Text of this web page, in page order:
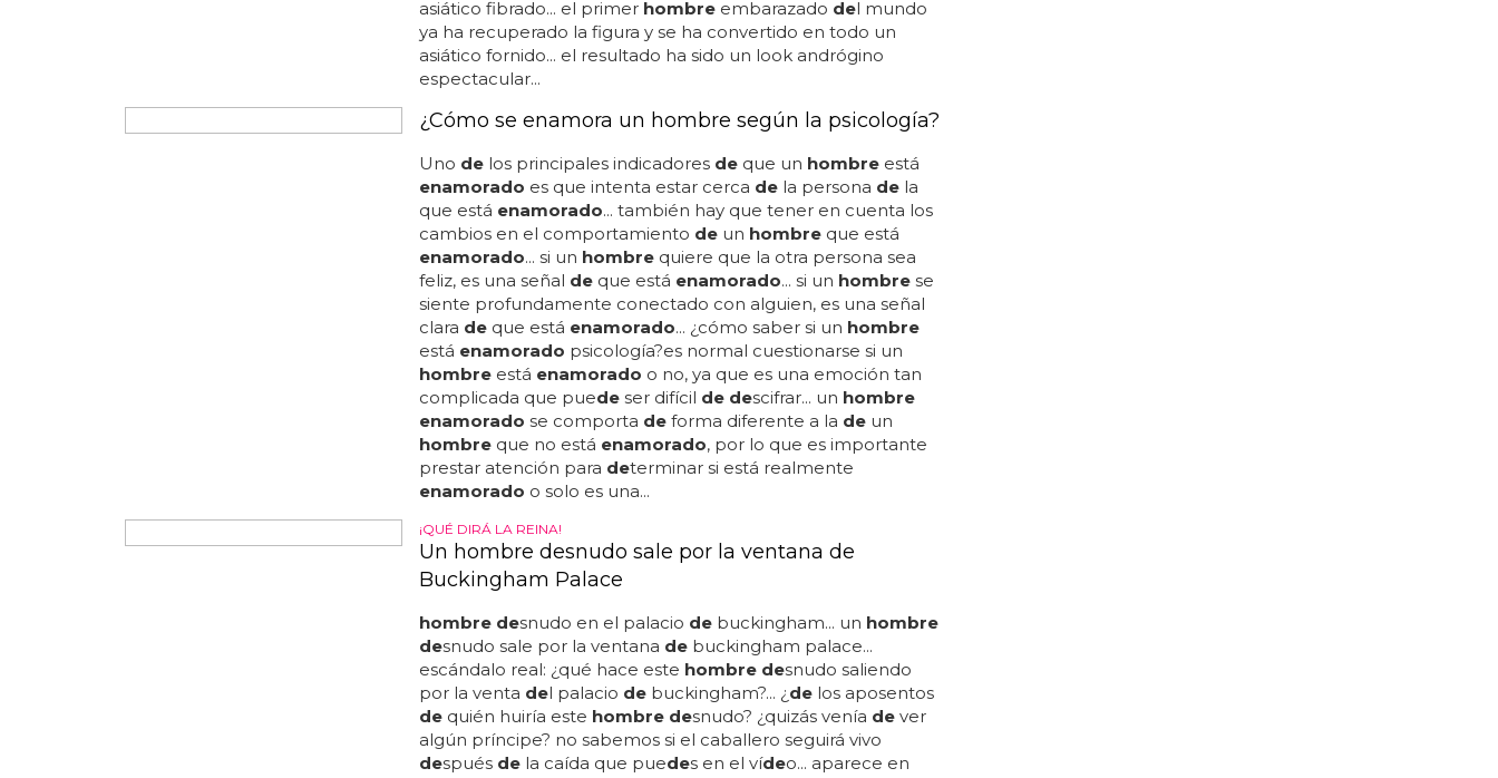
embarazadodel mundo que consigue parecer un marine
asiático fibrado... el primer hombreembarazadodel mundo
ya ha recuperado la figura y se ha convertido en todo un
asiático fornido... el resultado ha sido un look andrógino
Unodelos principales indicadoresdeque unhombreestá
enamoradoes que intenta estar cercadela personadela
que está enamorado... también hay que tener en cuenta los
cambios en el comportamientode unhombreque está
enamorado... si unhombrequiere que la otra persona sea
feliz, es una señaldeque estáenamorado... si unhombrese
siente profundamente conectado con alguien, es una señal
claradeque está enamorado... ¿cómo saber si unhombre
estáenamoradopsicología?es normal cuestionarse si un
hombreestáenamoradoo no, ya que es una emoción tan
complicada que puedeser difícilde descifrar... un hombre
enamoradose comportadeforma diferente a ladeun
hombreque no estáenamorado , por lo que es importante
prestar atención para determinar si está realmente
enamorado
¡QUÉ DIRÁ LA REINA!
Un hombre desnudo sale por la ventana de
hombre desnudo en el palacio debuckingham... unhombre
desnudo sale por la ventanadebuckingham palace...
escándalo real: ¿qué hace estehombre desnudo saliendo
por la ventade l palaciodebuckingham?... ¿delos aposentos
dequién huiría estehombre desnudo? ¿quizás veníade
algún príncipe? no sabemos si el caballero seguirá vivo